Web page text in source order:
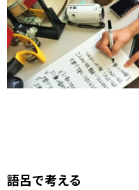
語呂で考える